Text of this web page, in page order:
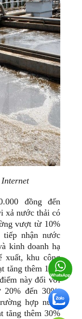
đồng đến
xả nước thải có
vượt từ 10%
tiếp nhận nước
kinh doanh hạ
xuất, khu công
tăng thêm 10%
này đối với
đến 30%;
hợp nước
tăng thêm 30%